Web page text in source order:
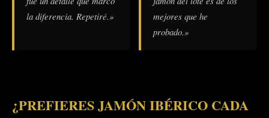
la diferencia. Repetiré.»
mejores que he
probado.»
¿PREFIERES JAMÓN IBÉRICO CADA